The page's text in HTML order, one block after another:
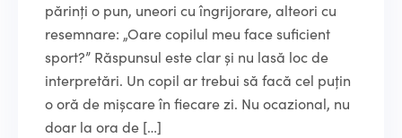
părinți o pun, uneori cu îngrijorare, alteori cu
resemnare: „Oare copilul meu face suficient
sport?” Răspunsul este clar și nu lasă loc de
interpretări. Un copil ar trebui să facă cel puțin
o oră de mișcare în fiecare zi. Nu ocazional, nu
doar la ora de […]